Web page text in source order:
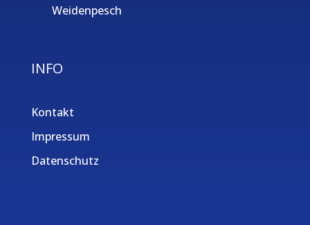
Weidenpesch
INFO
Kontakt
Impressum
Datenschutz